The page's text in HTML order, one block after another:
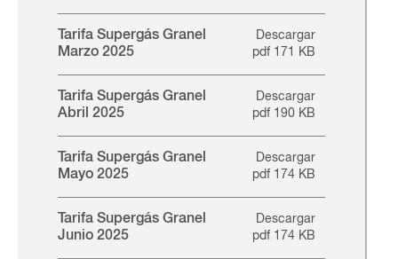
Tarifa Supergás Granel
Marzo 2025
Descargar
pdf 171 KB
Tarifa Supergás Granel
Abril 2025
Descargar
pdf 190 KB
Tarifa Supergás Granel
Mayo 2025
Descargar
pdf 174 KB
Tarifa Supergás Granel
Junio 2025
Descargar
pdf 174 KB